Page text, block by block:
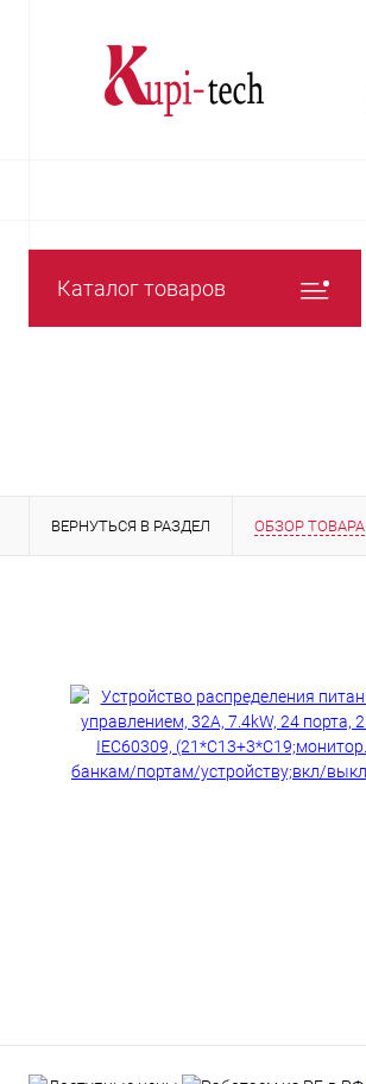
Каталог товаров
ВЕРНУТЬСЯ В РАЗДЕЛ ОБЗОР ТОВАРА